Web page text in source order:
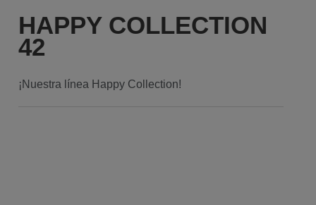
HAPPY COLLECTION
42
¡Nuestra línea Happy Collection!